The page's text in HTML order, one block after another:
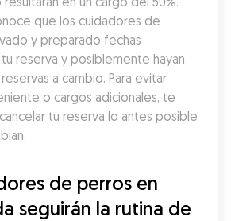
que los cuidadores de
y preparado fechas
reserva y posiblemente hayan
a cambio. Para evitar
o cargos adicionales, te
tu reserva lo antes posible
de perros en
seguirán la rutina de